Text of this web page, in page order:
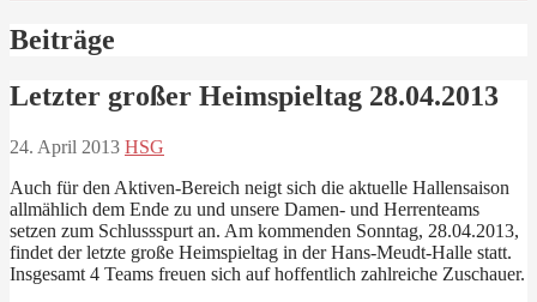
Beiträge
Letzter großer Heimspieltag 28.04.2013
24. April 2013 HSG
Auch für den Aktiven-Bereich neigt sich die aktuelle Hallensaison
allmählich dem Ende zu und unsere Damen- und Herrenteams
setzen zum Schlussspurt an. Am kommenden Sonntag, 28.04.2013,
findet der letzte große Heimspieltag in der Hans-Meudt-Halle statt.
Insgesamt 4 Teams freuen sich auf hoffentlich zahlreiche Zuschauer.